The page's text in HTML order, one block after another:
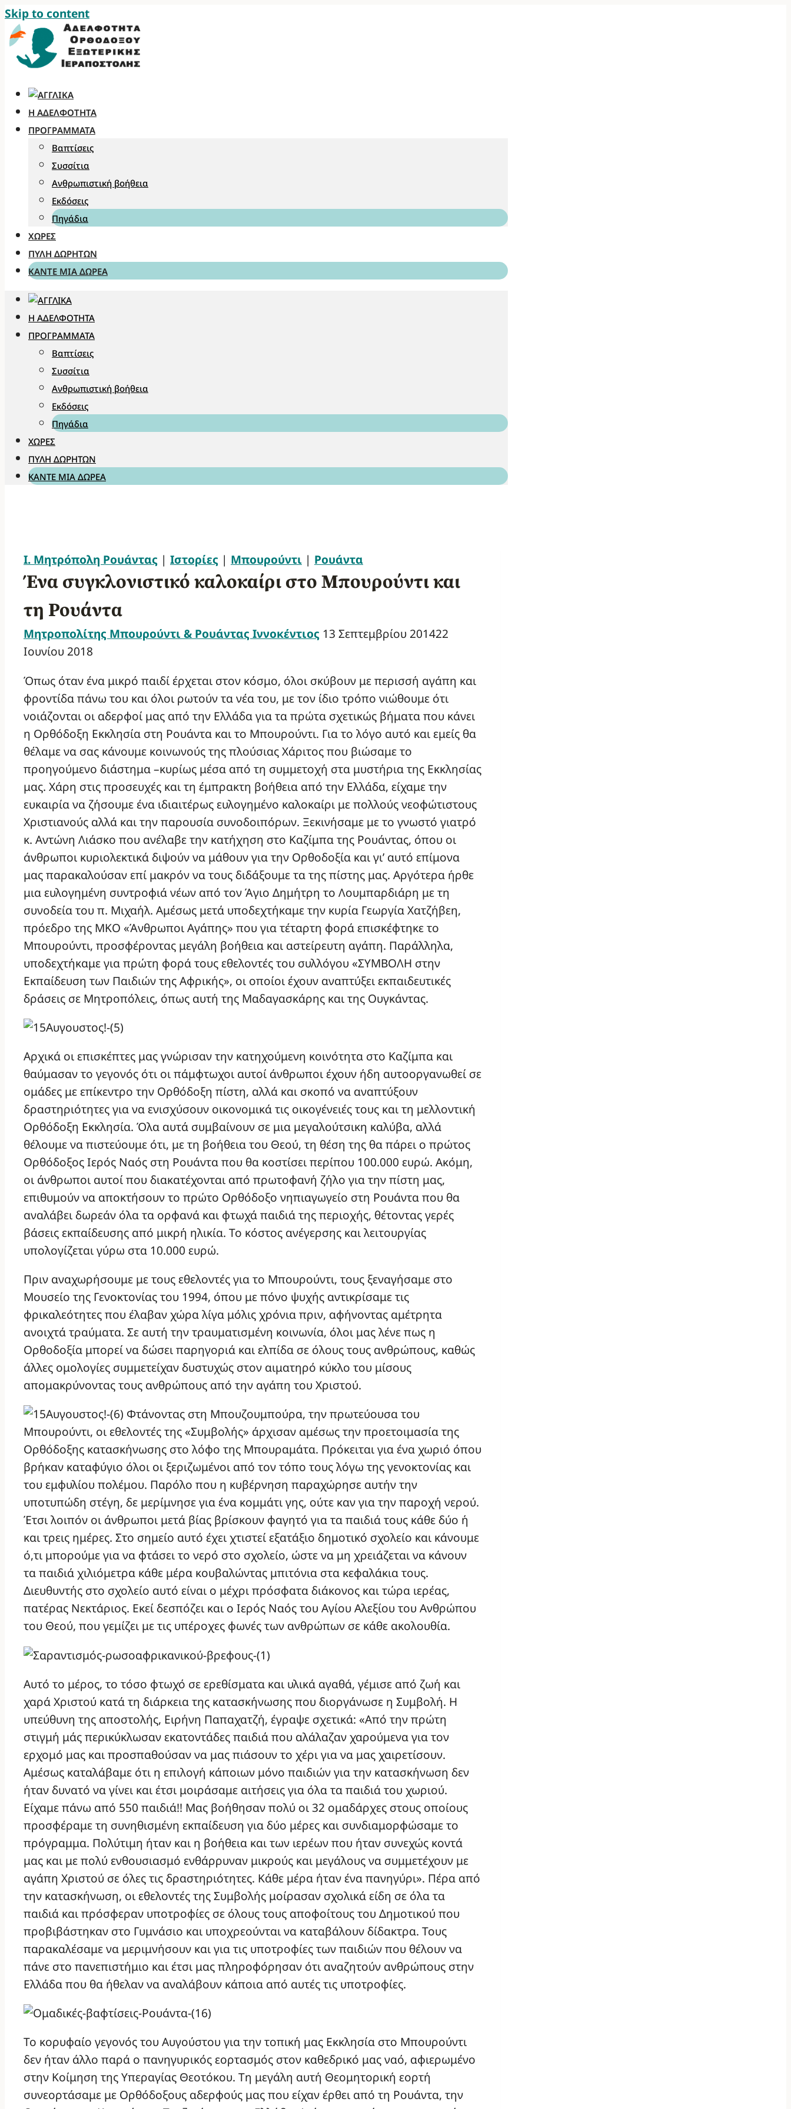
Skip to content
Η ΑΔΕΛΦΌΤΗΤΑ
ΠΡΟΓΡΆΜΜΑΤΑ
Βαπτίσεις
Συσσίτια
Ανθρωπιστική βοήθεια
Εκδόσεις
Πηγάδια
ΧΏΡΕΣ
ΠΎΛΗ ΔΩΡΗΤΏΝ
ΚΆΝΤΕ ΜΊΑ ΔΩΡΕΆ
Η ΑΔΕΛΦΌΤΗΤΑ
ΠΡΟΓΡΆΜΜΑΤΑ
Βαπτίσεις
Συσσίτια
Ανθρωπιστική βοήθεια
Εκδόσεις
Πηγάδια
ΧΏΡΕΣ
ΠΎΛΗ ΔΩΡΗΤΏΝ
ΚΆΝΤΕ ΜΊΑ ΔΩΡΕΆ
Ι. Μητρόπολη Ρουάντας | Ιστορίες | Μπουρούντι | Ρουάντα
Ένα συγκλονιστικό καλοκαίρι στο Μπουρούντι και
τη Ρουάντα
Μητροπολίτης Μπουρούντι & Ρουάντας Ιννοκέντιος 13 Σεπτεμβρίου 201422
Ιουνίου 2018
Όπως όταν ένα μικρό παιδί έρχεται στον κόσμο, όλοι σκύβουν με περισσή αγάπη και
φροντίδα πάνω του και όλοι ρωτούν τα νέα του, με τον ίδιο τρόπο νιώθουμε ότι
νοιάζονται οι αδερφοί μας από την Ελλάδα για τα πρώτα σχετικώς βήματα που κάνει
η Ορθόδοξη Εκκλησία στη Ρουάντα και το Μπουρούντι. Για το λόγο αυτό και εμείς θα
θέλαμε να σας κάνουμε κοινωνούς της πλούσιας Χάριτος που βιώσαμε το
προηγούμενο διάστημα –κυρίως μέσα από τη συμμετοχή στα μυστήρια της Εκκλησίας
μας. Χάρη στις προσευχές και τη έμπρακτη βοήθεια από την Ελλάδα, είχαμε την
ευκαιρία να ζήσουμε ένα ιδιαιτέρως ευλογημένο καλοκαίρι με πολλούς νεοφώτιστους
Χριστιανούς αλλά και την παρουσία συνοδοιπόρων. Ξεκινήσαμε με το γνωστό γιατρό
κ. Αντώνη Λιάσκο που ανέλαβε την κατήχηση στο Καζίμπα της Ρουάντας, όπου οι
άνθρωποι κυριολεκτικά διψούν να μάθουν για την Ορθοδοξία και γι’ αυτό επίμονα
μας παρακαλούσαν επί μακρόν να τους διδάξουμε τα της πίστης μας. Αργότερα ήρθε
μια ευλογημένη συντροφιά νέων από τον Άγιο Δημήτρη το Λουμπαρδιάρη με τη
συνοδεία του π. Μιχαήλ. Αμέσως μετά υποδεχτήκαμε την κυρία Γεωργία Χατζήβεη,
πρόεδρο της ΜΚΟ «Άνθρωποι Αγάπης» που για τέταρτη φορά επισκέφτηκε το
Μπουρούντι, προσφέροντας μεγάλη βοήθεια και αστείρευτη αγάπη. Παράλληλα,
υποδεχτήκαμε για πρώτη φορά τους εθελοντές του συλλόγου «ΣΥΜΒΟΛΗ στην
Εκπαίδευση των Παιδιών της Αφρικής», οι οποίοι έχουν αναπτύξει εκπαιδευτικές
δράσεις σε Μητροπόλεις, όπως αυτή της Μαδαγασκάρης και της Ουγκάντας.
Αρχικά οι επισκέπτες μας γνώρισαν την κατηχούμενη κοινότητα στο Καζίμπα και
θαύμασαν το γεγονός ότι οι πάμφτωχοι αυτοί άνθρωποι έχουν ήδη αυτοοργανωθεί σε
ομάδες με επίκεντρο την Ορθόδοξη πίστη, αλλά και σκοπό να αναπτύξουν
δραστηριότητες για να ενισχύσουν οικονομικά τις οικογένειές τους και τη μελλοντική
Ορθόδοξη Εκκλησία. Όλα αυτά συμβαίνουν σε μια μεγαλούτσικη καλύβα, αλλά
θέλουμε να πιστεύουμε ότι, με τη βοήθεια του Θεού, τη θέση της θα πάρει ο πρώτος
Ορθόδοξος Ιερός Ναός στη Ρουάντα που θα κοστίσει περίπου 100.000 ευρώ. Ακόμη,
οι άνθρωποι αυτοί που διακατέχονται από πρωτοφανή ζήλο για την πίστη μας,
επιθυμούν να αποκτήσουν το πρώτο Ορθόδοξο νηπιαγωγείο στη Ρουάντα που θα
αναλάβει δωρεάν όλα τα ορφανά και φτωχά παιδιά της περιοχής, θέτοντας γερές
βάσεις εκπαίδευσης από μικρή ηλικία. Το κόστος ανέγερσης και λειτουργίας
υπολογίζεται γύρω στα 10.000 ευρώ.
Πριν αναχωρήσουμε με τους εθελοντές για το Μπουρούντι, τους ξεναγήσαμε στο
Μουσείο της Γενοκτονίας του 1994, όπου με πόνο ψυχής αντικρίσαμε τις
φρικαλεότητες που έλαβαν χώρα λίγα μόλις χρόνια πριν, αφήνοντας αμέτρητα
ανοιχτά τραύματα. Σε αυτή την τραυματισμένη κοινωνία, όλοι μας λένε πως η
Ορθοδοξία μπορεί να δώσει παρηγοριά και ελπίδα σε όλους τους ανθρώπους, καθώς
άλλες ομολογίες συμμετείχαν δυστυχώς στον αιματηρό κύκλο του μίσους
απομακρύνοντας τους ανθρώπους από την αγάπη του Χριστού.
Φτάνοντας στη Μπουζουμπούρα, την πρωτεύουσα του
Μπουρούντι, οι εθελοντές της «Συμβολής» άρχισαν αμέσως την προετοιμασία της
Ορθόδοξης κατασκήνωσης στο λόφο της Μπουραμάτα. Πρόκειται για ένα χωριό όπου
βρήκαν καταφύγιο όλοι οι ξεριζωμένοι από τον τόπο τους λόγω της γενοκτονίας και
του εμφυλίου πολέμου. Παρόλο που η κυβέρνηση παραχώρησε αυτήν την
υποτυπώδη στέγη, δε μερίμνησε για ένα κομμάτι γης, ούτε καν για την παροχή νερού.
Έτσι λοιπόν οι άνθρωποι μετά βίας βρίσκουν φαγητό για τα παιδιά τους κάθε δύο ή
και τρεις ημέρες. Στο σημείο αυτό έχει χτιστεί εξατάξιο δημοτικό σχολείο και κάνουμε
ό,τι μπορούμε για να φτάσει το νερό στο σχολείο, ώστε να μη χρειάζεται να κάνουν
τα παιδιά χιλιόμετρα κάθε μέρα κουβαλώντας μπιτόνια στα κεφαλάκια τους.
Διευθυντής στο σχολείο αυτό είναι ο μέχρι πρόσφατα διάκονος και τώρα ιερέας,
πατέρας Νεκτάριος. Εκεί δεσπόζει και ο Ιερός Ναός του Αγίου Αλεξίου του Ανθρώπου
του Θεού, που γεμίζει με τις υπέροχες φωνές των ανθρώπων σε κάθε ακολουθία.
Αυτό το μέρος, το τόσο φτωχό σε ερεθίσματα και υλικά αγαθά, γέμισε από ζωή και
χαρά Χριστού κατά τη διάρκεια της κατασκήνωσης που διοργάνωσε η Συμβολή. Η
υπεύθυνη της αποστολής, Ειρήνη Παπαχατζή, έγραψε σχετικά: «Από την πρώτη
στιγμή μάς περικύκλωσαν εκατοντάδες παιδιά που αλάλαζαν χαρούμενα για τον
ερχομό μας και προσπαθούσαν να μας πιάσουν το χέρι για να μας χαιρετίσουν.
Αμέσως καταλάβαμε ότι η επιλογή κάποιων μόνο παιδιών για την κατασκήνωση δεν
ήταν δυνατό να γίνει και έτσι μοιράσαμε αιτήσεις για όλα τα παιδιά του χωριού.
Είχαμε πάνω από 550 παιδιά!! Μας βοήθησαν πολύ οι 32 ομαδάρχες στους οποίους
προσφέραμε τη συνηθισμένη εκπαίδευση για δύο μέρες και συνδιαμορφώσαμε το
πρόγραμμα. Πολύτιμη ήταν και η βοήθεια και των ιερέων που ήταν συνεχώς κοντά
μας και με πολύ ενθουσιασμό ενθάρρυναν μικρούς και μεγάλους να συμμετέχουν με
αγάπη Χριστού σε όλες τις δραστηριότητες. Κάθε μέρα ήταν ένα πανηγύρι». Πέρα από
την κατασκήνωση, οι εθελοντές της Συμβολής μοίρασαν σχολικά είδη σε όλα τα
παιδιά και πρόσφεραν υποτροφίες σε όλους τους αποφοίτους του Δημοτικού που
προβιβάστηκαν στο Γυμνάσιο και υποχρεούνται να καταβάλουν δίδακτρα. Τους
παρακαλέσαμε να μεριμνήσουν και για τις υποτροφίες των παιδιών που θέλουν να
πάνε στο πανεπιστήμιο και έτσι μας πληροφόρησαν ότι αναζητούν ανθρώπους στην
Ελλάδα που θα ήθελαν να αναλάβουν κάποια από αυτές τις υποτροφίες.
Το κορυφαίο γεγονός του Αυγούστου για την τοπική μας Εκκλησία στο Μπουρούντι
δεν ήταν άλλο παρά ο πανηγυρικός εορτασμός στον καθεδρικό μας ναό, αφιερωμένο
στην Κοίμηση της Υπεραγίας Θεοτόκου. Τη μεγάλη αυτή Θεομητορική εορτή
συνεορτάσαμε με Ορθόδοξους αδερφούς μας που είχαν έρθει από τη Ρουάντα, την